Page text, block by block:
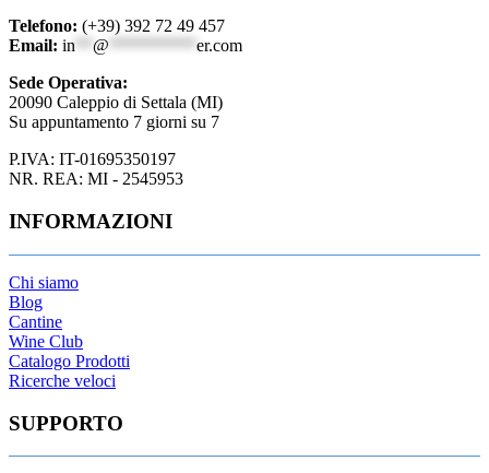
Telefono: (+39) 392 72 49 457
Email: in @
er.com
Sede Operativa:
20090 Caleppio di Settala (MI)
Su appuntamento 7 giorni su 7
P.IVA: IT-01695350197
NR. REA: MI - 2545953
INFORMAZIONI
Chi siamo
Blog
Cantine
Wine Club
Catalogo Prodotti
Ricerche veloci
SUPPORTO